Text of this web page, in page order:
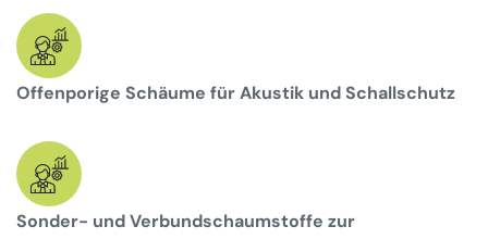
Offenporige Schäume für Akustik und Schallschutz
Sonder- und Verbundschaumstoffe zur